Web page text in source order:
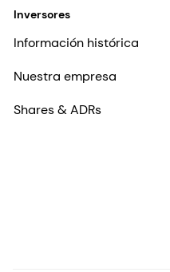
Inversores
Información histórica
Nuestra empresa
Shares & ADRs